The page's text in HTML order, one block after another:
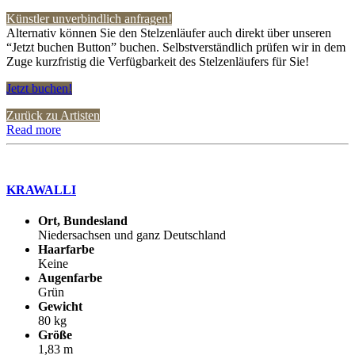
Künstler unverbindlich anfragen!
Alternativ können Sie den Stelzenläufer auch direkt über unseren
“Jetzt buchen Button” buchen. Selbstverständlich prüfen wir in dem
Zuge kurzfristig die Verfügbarkeit des Stelzenläufers für Sie!
Jetzt buchen!
Zurück zu Artisten
Read more
KRAWALLI
Ort, Bundesland
Niedersachsen und ganz Deutschland
Haarfarbe
Keine
Augenfarbe
Grün
Gewicht
80 kg
Größe
1,83 m